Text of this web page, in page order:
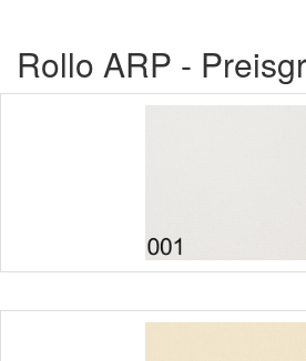
Rollo ARP -